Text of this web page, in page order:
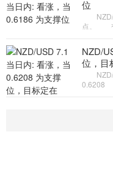
位
NZD/
点。
势，目
NZD/
位，目
NZD/
0.6208